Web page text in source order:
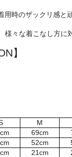
用時のザックリ感と
様々な着こなし方に
】
M
69cm
52cm
21cm